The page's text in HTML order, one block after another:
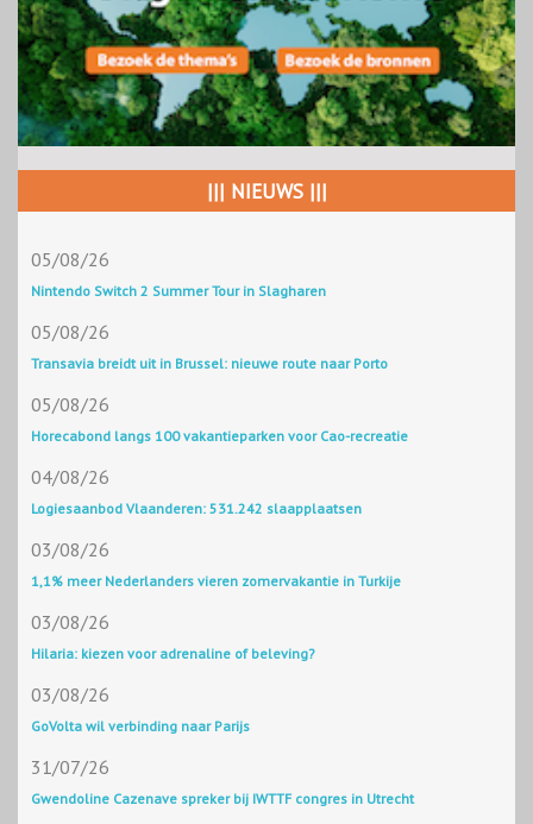
||| NIEUWS |||
05/08/26
Nintendo Switch 2 Summer Tour in Slagharen
05/08/26
Transavia breidt uit in Brussel: nieuwe route naar Porto
05/08/26
Horecabond langs 100 vakantieparken voor Cao-recreatie
04/08/26
Logiesaanbod Vlaanderen: 531.242 slaapplaatsen
03/08/26
1,1% meer Nederlanders vieren zomervakantie in Turkije
03/08/26
Hilaria: kiezen voor adrenaline of beleving?
03/08/26
GoVolta wil verbinding naar Parijs
31/07/26
Gwendoline Cazenave spreker bij IWTTF congres in Utrecht